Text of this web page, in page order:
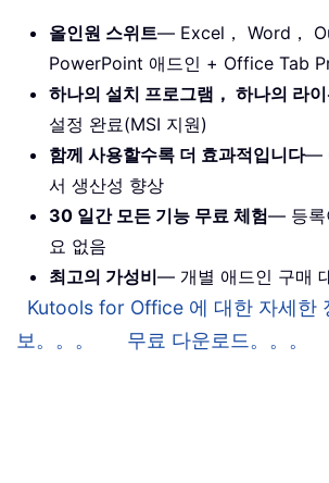
올인원 스위트— Excel， Word，
PowerPoint 애드인 + Office Tab
하나의 설치 프로그램， 하나의 라
설정 완료(MSI 지원)
함께 사용할수록 더 효과적입니다—
서 생산성 향상
30 일간 모든 기능 무료 체험— 등록
요 없음
최고의 가성비— 개별 애드인 구매
Kutools for Office 에 대한 자세한
보。。。
무료 다운로드。。。